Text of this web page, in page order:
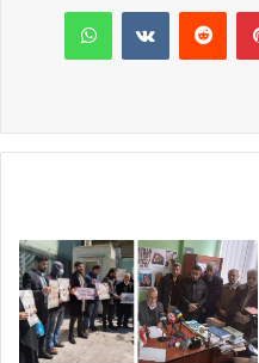
بينتيريست